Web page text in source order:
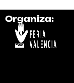
Organiza: